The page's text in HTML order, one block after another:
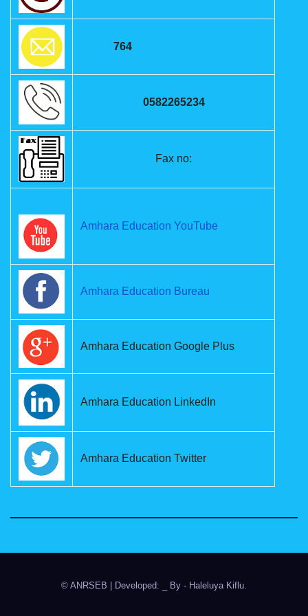
764
0582265234
Fax no:
Amhara Education YouTube
Amhara Education Bureau
Amhara Education Google Plus
Amhara Education LinkedIn
Amhara Education Twitter
© ANRSEB Developed: _ By - Haleluya Kiflu.